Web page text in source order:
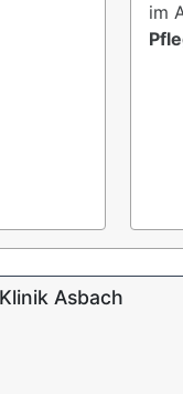
im
Asbach